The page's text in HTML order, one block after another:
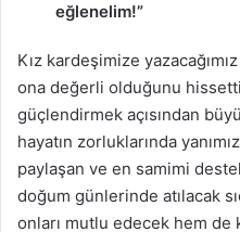
eğlenelim!”
Kız kardeşimize
ona değerli olduğunu
güçlendirmek açısından
hayatın zorluklarında
paylaşan ve en samimi
doğum günlerinde atılacak
onları mutlu edecek hem de